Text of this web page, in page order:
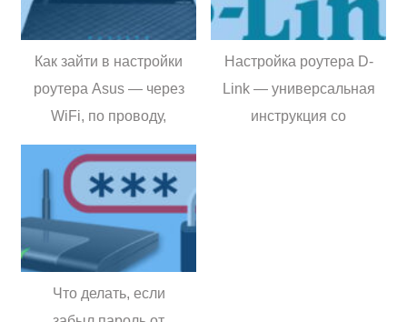
Как зайти в настройки
роутера Asus — через
WiFi, по проводу,
возможные проблемы
и способы их решения
Настройка роутера D-
Link — универсальная
инструкция со
Что делать, если